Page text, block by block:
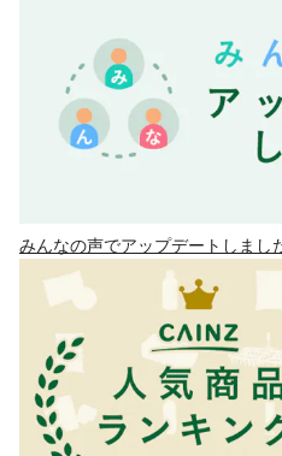
みんなの声でアップデートしまし